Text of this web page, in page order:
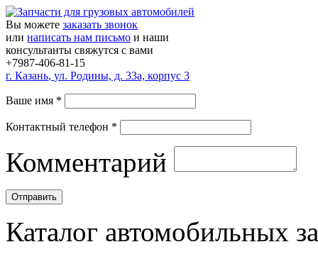
Вы можете заказать звонок
или написать нам письмо и наши
консультанты свяжутся с вами
+7987-406-81-15
г. Казань, ул. Родины, д. 33а, корпус 3
Ваше имя *
Контактный телефон *
Комментарий
Каталог автомобильных